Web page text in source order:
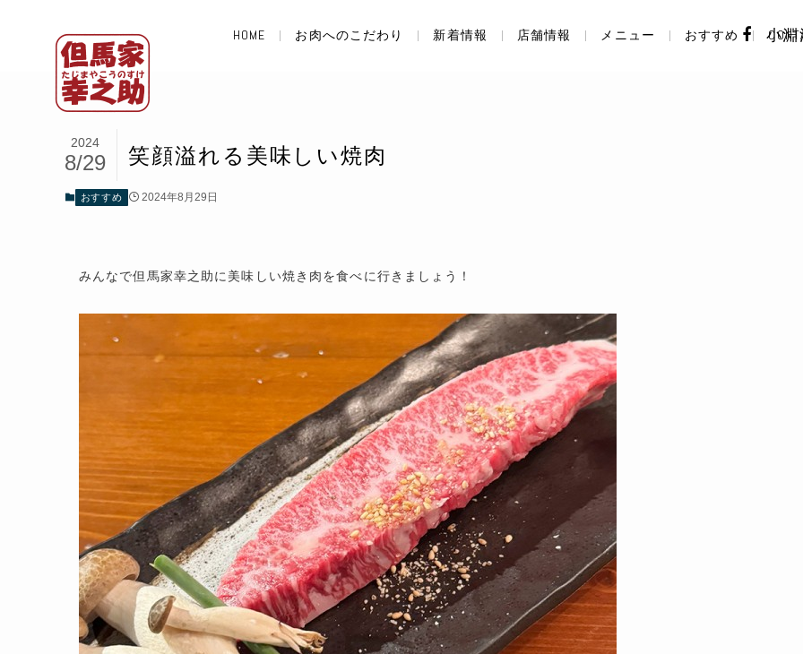
HOME お肉へのこだわり 新着情報 店舗情報 メニュー おすすめ 小
笑顔溢れる美味しい焼肉
2024
8/29
おすすめ 2024年8月29日
みんなで但馬家幸之助に美味しい焼き肉を食べに行きましょう！